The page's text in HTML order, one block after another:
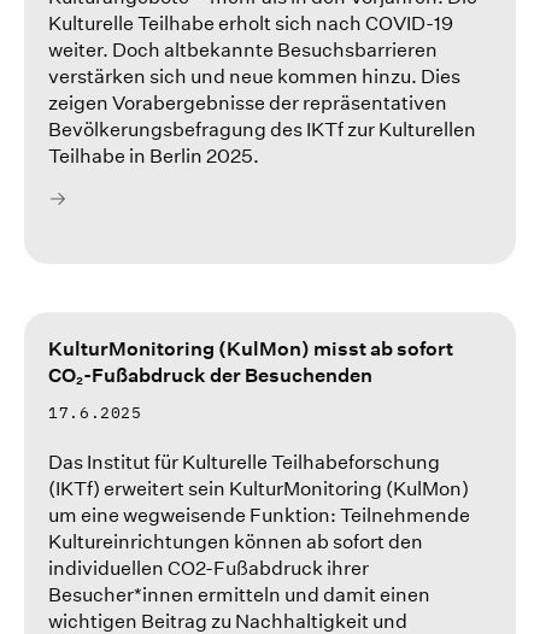
Kulturelle Teilhabe erholt sich nach COVID-19
weiter. Doch altbekannte Besuchsbarrieren
verstärken sich und neue kommen hinzu. Dies
zeigen Vorabergebnisse der repräsentativen
Bevölkerungsbefragung des IKTf zur Kulturellen
Teilhabe in Berlin 2025.
KulturMonitoring (KulMon) misst ab sofort
CO₂-Fußabdruck der Besuchenden
17.6.2025
Das Institut für Kulturelle Teilhabeforschung
(IKTf) erweitert sein KulturMonitoring (KulMon)
um eine wegweisende Funktion: Teilnehmende
Kultureinrichtungen können ab sofort den
individuellen CO2-Fußabdruck ihrer
Besucher*innen ermitteln und damit einen
wichtigen Beitrag zu Nachhaltigkeit und